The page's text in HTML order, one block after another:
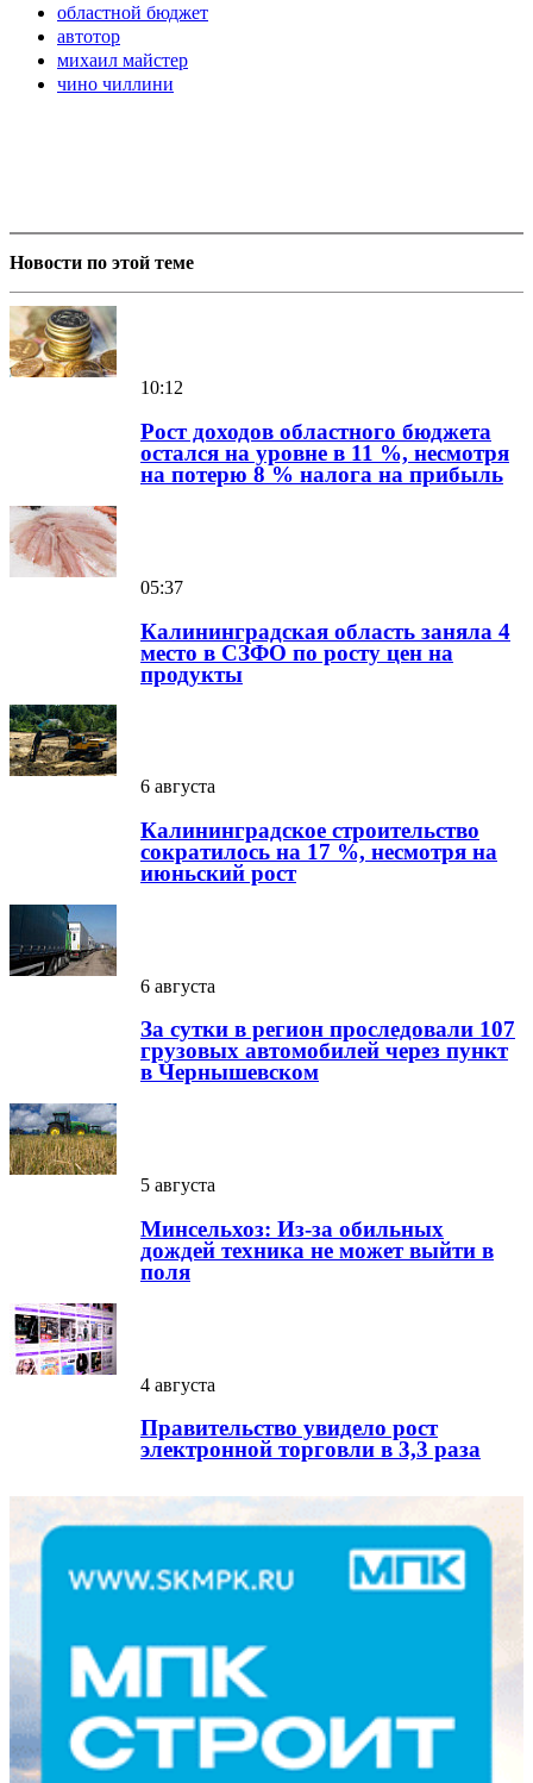
областной бюджет
автотор
михаил майстер
чино чиллини
Новости по этой теме
10:12
Рост доходов областного бюджета
остался на уровне в 11 %, несмотря
на потерю 8 % налога на прибыль
05:37
Калининградская область заняла 4
место в СЗФО по росту цен на
продукты
6 августа
Калининградское строительство
сократилось на 17 %, несмотря на
июньский рост
6 августа
За сутки в регион проследовали 107
грузовых автомобилей через пункт
в Чернышевском
5 августа
Минсельхоз: Из-за обильных
дождей техника не может выйти в
поля
4 августа
Правительство увидело рост
электронной торговли в 3,3 раза